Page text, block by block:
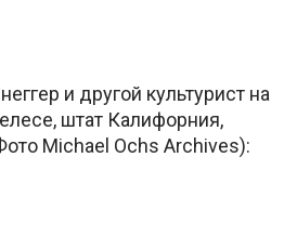
и другой культурист на
штат Калифорния,
Michael Ochs Archives):